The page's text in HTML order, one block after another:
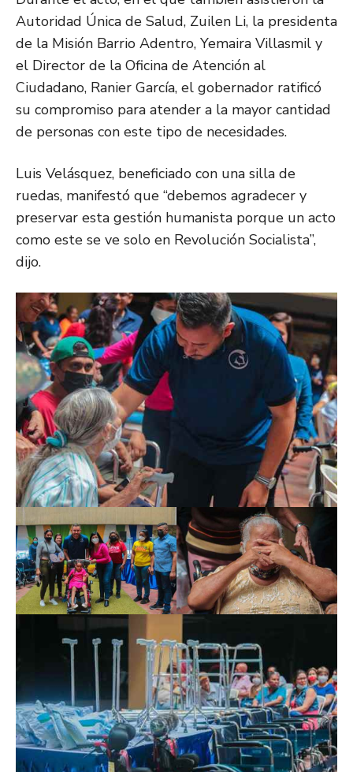
Autoridad Única de Salud, Zuilen Li, la presidenta
de la Misión Barrio Adentro, Yemaira Villasmil y
el Director de la Oficina de Atención al
Ciudadano, Ranier García, el gobernador ratificó
su compromiso para atender a la mayor cantidad
de personas con este tipo de necesidades.
Luis Velásquez, beneficiado con una silla de
ruedas, manifestó que “debemos agradecer y
preservar esta gestión humanista porque un acto
como este se ve solo en Revolución Socialista”,
dijo.